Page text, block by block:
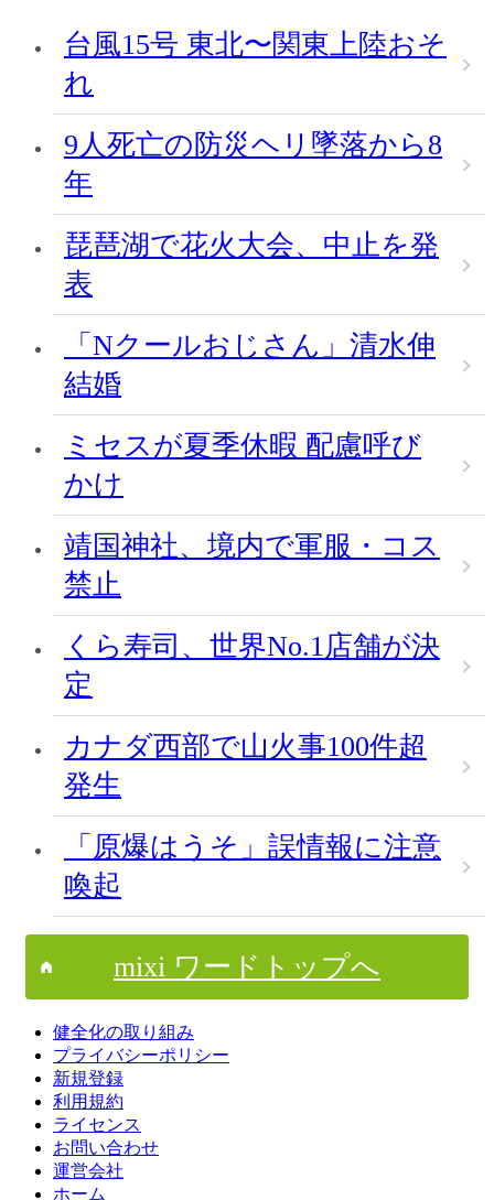
台風15号 東北〜関東上陸おそ
れ
9人死亡の防災ヘリ墜落から8
年
琵琶湖で花火大会、中止を発
表
「Nクールおじさん」清水伸
結婚
ミセスが夏季休暇 配慮呼び
かけ
靖国神社、境内で軍服・コス
禁止
くら寿司、世界No.1店舗が決
定
カナダ西部で山火事100件超
発生
「原爆はうそ」誤情報に注意
喚起
mixi ワードトップへ
健全化の取り組み
プライバシーポリシー
新規登録
利用規約
ライセンス
お問い合わせ
運営会社
ホーム